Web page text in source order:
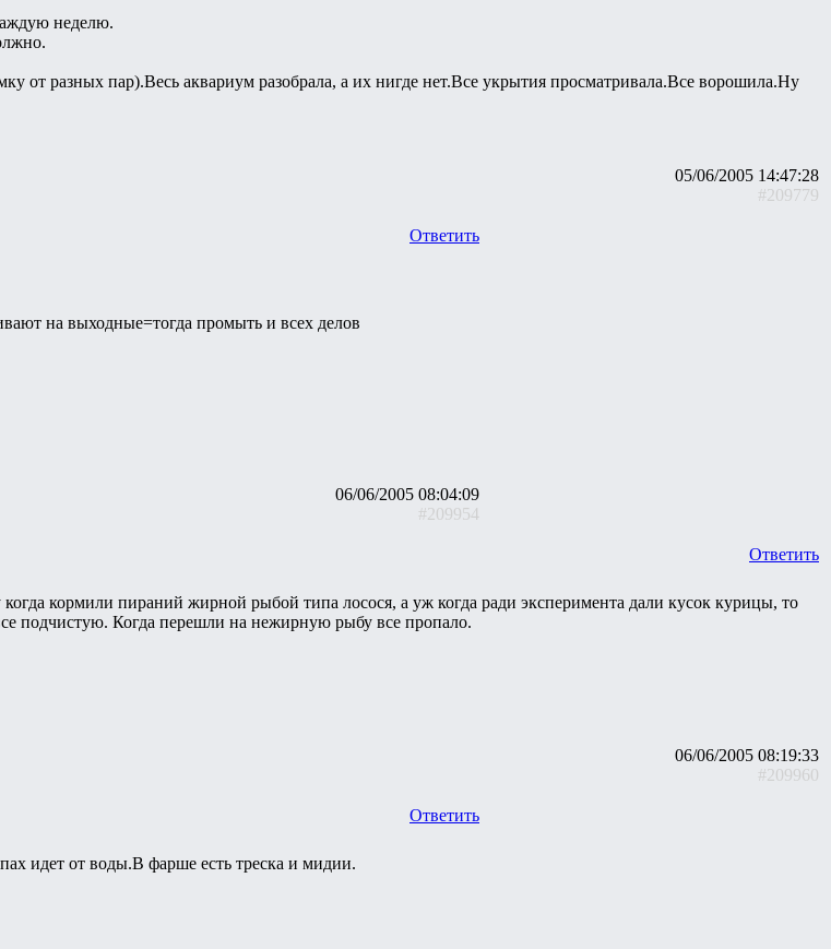
неделю.
от разных пар).Весь аквариум разобрала, а их нигде нет.Все укрытия просматривала.Все ворошила.Ну
05/06/2005 14:47:28
#209779
Ответить
на выходные=тогда промыть и всех делов
06/06/2005 08:04:09
#209954
Ответить
кормили пираний жирной рыбой типа лосося, а уж когда ради эксперимента дали кусок курицы, то
подчистую. Когда перешли на нежирную рыбу все пропало.
06/06/2005 08:19:33
#209960
Ответить
идет от воды.В фарше есть треска и мидии.